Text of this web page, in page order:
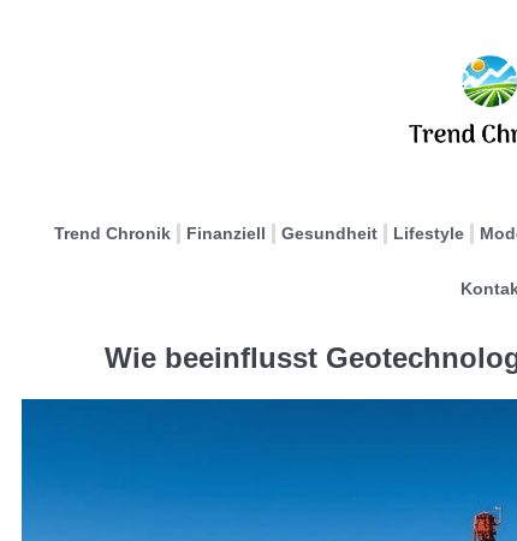
Trend Chronik Finanziell Gesundheit Lifestyle
Wie beeinflusst